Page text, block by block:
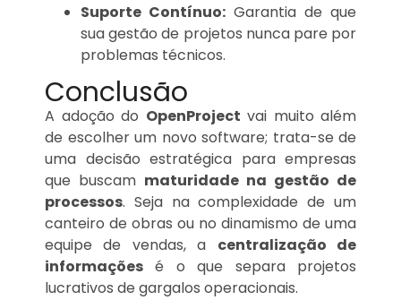
Suporte Contínuo: Garantia de que
sua gestão de projetos nunca pare por
problemas técnicos.
Conclusão
A adoção do OpenProject vai muito além
de escolher um novo software; trata-se de
uma decisão estratégica para empresas
que buscam maturidade na gestão de
processos. Seja na complexidade de um
canteiro de obras ou no dinamismo de uma
equipe de vendas, a centralização de
informações é o que separa projetos
lucrativos de gargalos operacionais.